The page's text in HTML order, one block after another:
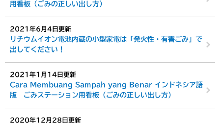
用看板（ごみの正しい出し方）
2021年6月4日更新
リチウムイオン電池内蔵の小型家電は「発火性・有害ごみ」で
出してください！
2021年1月14日更新
Cara Membuang Sampah yang Benar インドネシア語
版 ごみステーション用看板（ごみの正しい出し方）
2020年12月28日更新